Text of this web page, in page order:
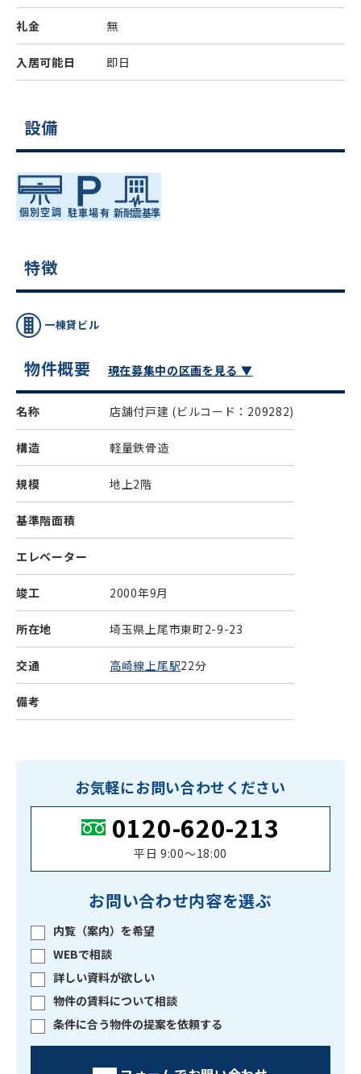
礼金 無
入居可能日 即日
設備
特徴
一棟貸ビル
物件概要 現在募集中の区画を見る ▼
名称 店舗付戸建 (ビルコード：209282)
構造 軽量鉄骨造
規模 地上2階
基準階面積
エレベーター
竣工 2000年9月
所在地 埼玉県上尾市東町2-9-23
交通 高崎線上尾駅22分
備考
お気軽にお問い合わせください
0120-620-213
平日 9:00〜18:00
お問い合わせ内容を選ぶ
内覧（案内）を希望
WEBで相談
詳しい資料が欲しい
物件の賃料について相談
条件に合う物件の提案を依頼する